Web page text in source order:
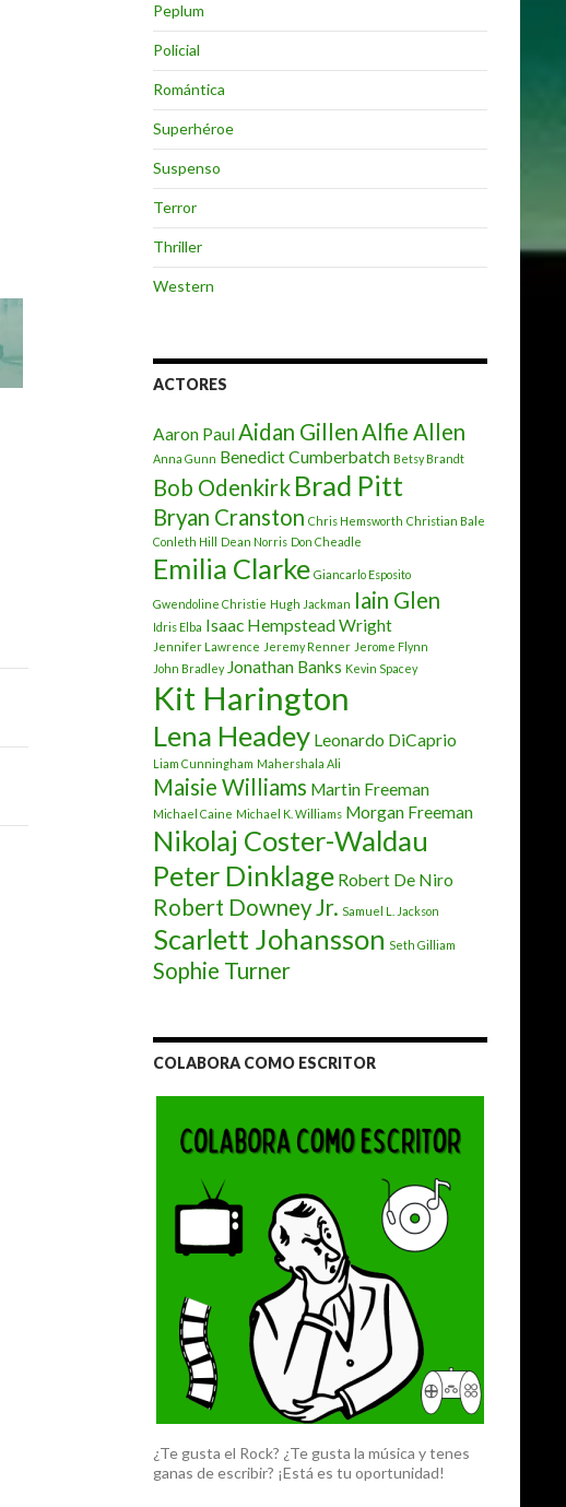
Peplum
Policial
Romántica
Superhéroe
Suspenso
Terror
Thriller
Western
ACTORES
Aaron PaulAidan GillenAlfie Allen
Anna Gunn Benedict Cumberbatch Betsy Brandt
Bob Odenkirk Brad Pitt
Bryan Cranston Chris Hemsworth Christian Bale
Conleth Hill
Dean Norris Don Cheadle
Emilia Clarke Giancarlo Esposito
Gwendoline Christie Hugh Jackman Iain Glen
Idris Elba Isaac Hempstead Wright
Jennifer Lawrence Jeremy Renner Jerome Flynn
John Bradley Jonathan Banks Kevin Spacey
Kit Harington
Lena Headey Leonardo DiCaprio
Liam Cunningham Mahershala Ali
Maisie Williams Martin Freeman
Michael Caine Michael K. Williams Morgan Freeman
Nikolaj Coster-Waldau
Peter Dinklage Robert De Niro
Robert Downey Jr. Samuel L. Jackson
Scarlett Johansson Seth Gilliam
Sophie Turner
COLABORA COMO ESCRITOR
¿Te gusta el Rock? ¿Te gusta la música y tenes
ganas de escribir? ¡Está es tu oportunidad!